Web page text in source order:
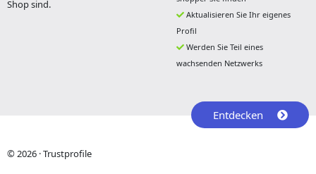
Shop sind.
Aktualisieren Sie Ihr eigenes
Profil
Werden Sie Teil eines
wachsenden Netzwerks
Entdecken
© 2026 · Trustprofile